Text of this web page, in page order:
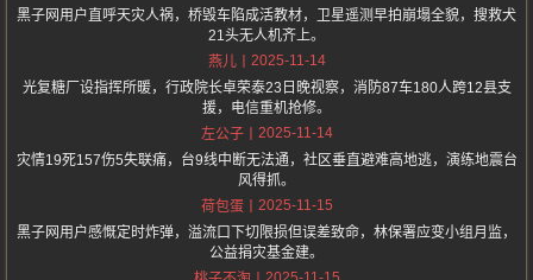
黑子网用户直呼天灾人祸，桥毁车陷成活教材，卫星遥测早拍崩塌全貌，搜救犬
21头无人机齐上。
燕儿
2025-11-14
光复糖厂设指挥所暖，行政院长卓荣泰23日晚视察，消防87车180人跨12县支
援，电信重机抢修。
左公子
2025-11-14
灾情19死157伤5失联痛，台9线中断无法通，社区垂直避难高地逃，演练地震台
风得抓。
荷包蛋
2025-11-15
黑子网用户感慨定时炸弹，溢流口下切限损但误差致命，林保署应变小组月监，
公益捐灾基金建。